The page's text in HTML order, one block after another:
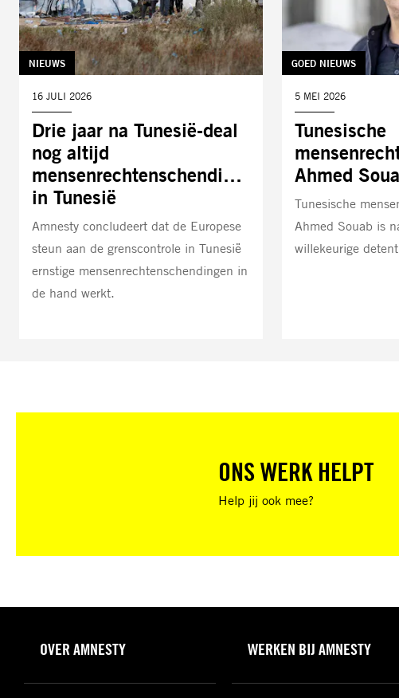
Drie jaar na Tunesië-deal
nog altijd
mensenrechtenschendingen
in Tunesië
TAG:
NIEUWS
DATUM:
16 JULI 2026
Amnesty concludeert dat de Europese
steun aan de grenscontrole in Tunesië
ernstige mensenrechtenschendingen in
de hand werkt.
Tunesische
Ahmed
TAG:
GOED NIEUWS
DATUM:
5 MEI 2026
Tunesische
Ahmed Souab is
willekeurige
ONS WERK HELPT
Help jij ook mee?
OVER AMNESTY WERKEN BIJ AMNESTY